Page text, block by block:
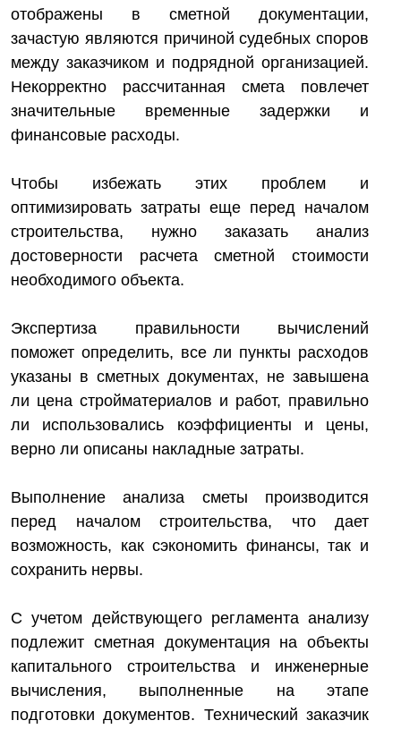
отображены в сметной документации,
зачастую являются причиной судебных споров
между заказчиком и подрядной организацией.
Некорректно рассчитанная смета повлечет
значительные временные задержки и
финансовые расходы.
Чтобы избежать этих проблем и
оптимизировать затраты еще перед началом
строительства, нужно заказать анализ
достоверности расчета сметной стоимости
необходимого объекта.
Экспертиза правильности вычислений
поможет определить, все ли пункты расходов
указаны в сметных документах, не завышена
ли цена стройматериалов и работ, правильно
ли использовались коэффициенты и цены,
верно ли описаны накладные затраты.
Выполнение анализа сметы производится
перед началом строительства, что дает
возможность, как сэкономить финансы, так и
сохранить нервы.
С учетом действующего регламента анализу
подлежит сметная документация на объекты
капитального строительства и инженерные
вычисления, выполненные на этапе
подготовки документов. Технический заказчик